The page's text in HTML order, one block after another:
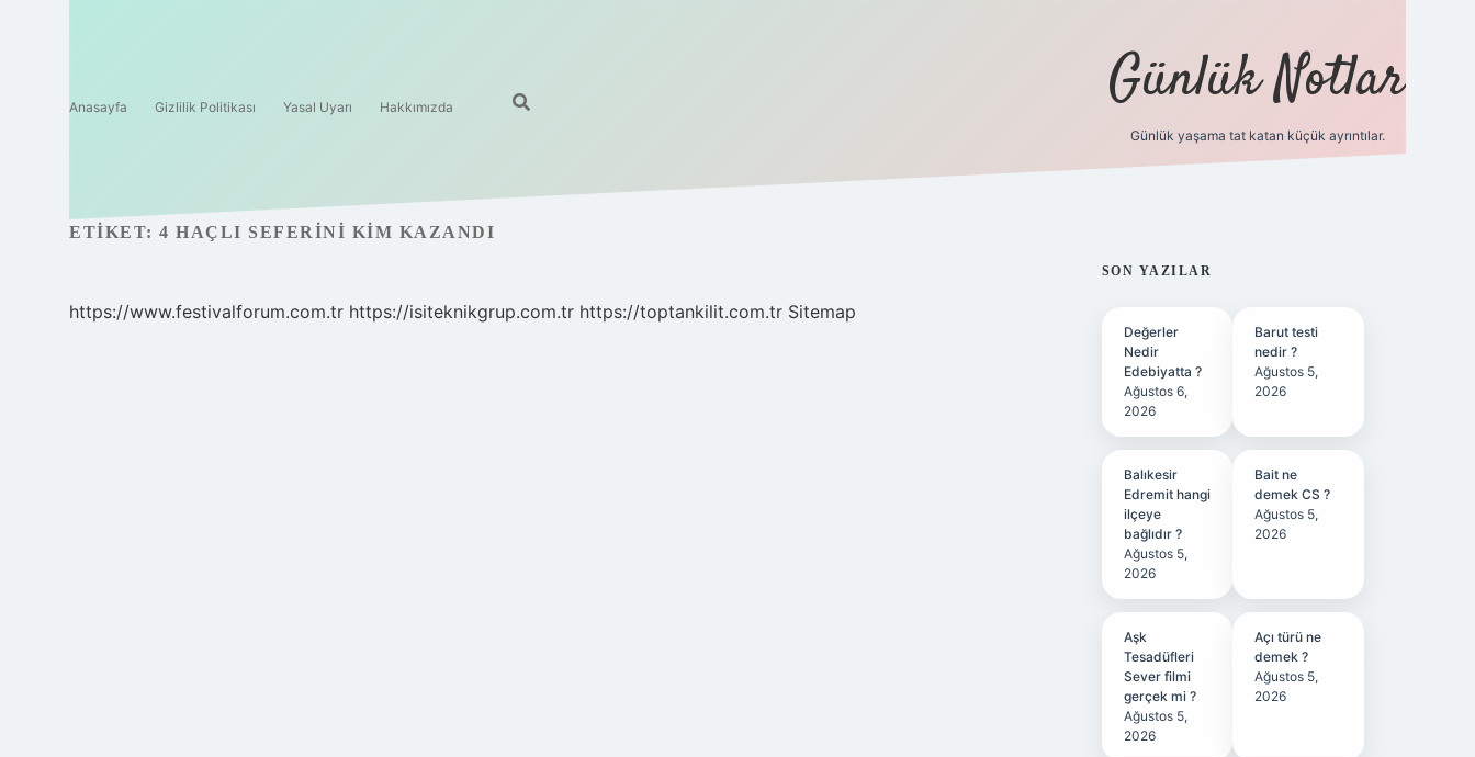
Anasayfa Gizlilik Politikası Yasal Uyarı Hakkımızda Günlük Notlar
Günlük yaşama tat katan küçük ayrıntılar.
ETIKET: 4 HAÇLI SEFERINI KIM KAZANDI
https://www.festivalforum.com.tr https://isiteknikgrup.com.tr https://toptankilit.com.tr Sitemap
SIDEBAR
SON YAZILAR
Değerler
Nedir
Edebiyatta ?
Ağustos 6,
2026
Barut testi
nedir ?
Ağustos 5,
2026
Balıkesir
Edremit hangi
ilçeye
bağlıdır ?
Ağustos 5,
2026
Bait ne
demek CS ?
Ağustos 5,
2026
Aşk
Tesadüfleri
Sever filmi
gerçek mi ?
Ağustos 5,
2026
Açı türü ne
demek ?
Ağustos 5,
2026